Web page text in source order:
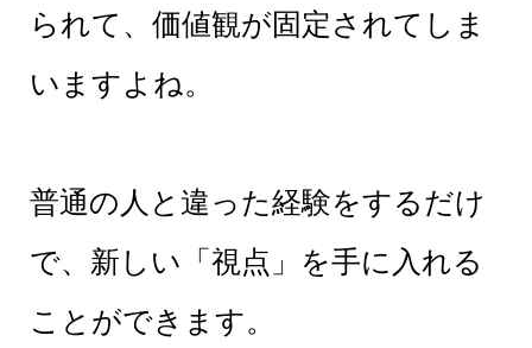
られて、価値観が固定されてしま
いますよね。
普通の人と違った経験をするだけ
で、新しい「視点」を手に入れる
ことができます。